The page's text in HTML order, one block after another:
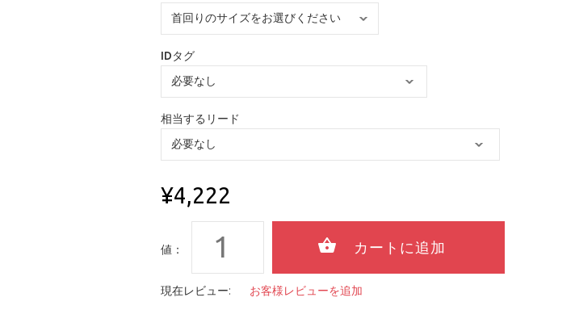
IDタグ
相当するリード
¥4,222
値：
現在レビュー: お客様レビューを追加